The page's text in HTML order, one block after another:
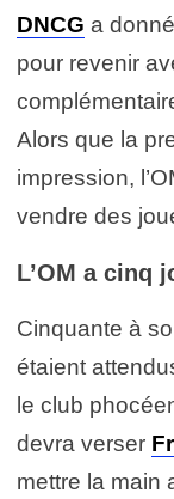
DNCG a
pour revenir
Alors que la
impression,
vendre des
L’OM a cinq
Cinquante à
étaient
le club
devra verser
mettre la main